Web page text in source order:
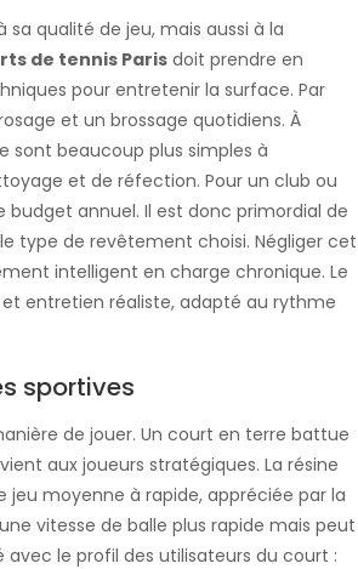
qualité de jeu, mais aussi à la
de tennis Parisdoit prendre en
pour entretenir la surface. Par
et un brossage quotidiens. À
sont beaucoup plus simples à
et de réfection. Pour un club ou
annuel. Il est donc primordial de
type de revêtement choisi. Négliger cet
intelligent en charge chronique. Le
entretien réaliste, adapté au rythme
sportives
de jouer. Un court en terre battue
aux joueurs stratégiques. La résine
moyenne à rapide, appréciée par la
vitesse de balle plus rapide mais peut
le profil des utilisateurs du court :